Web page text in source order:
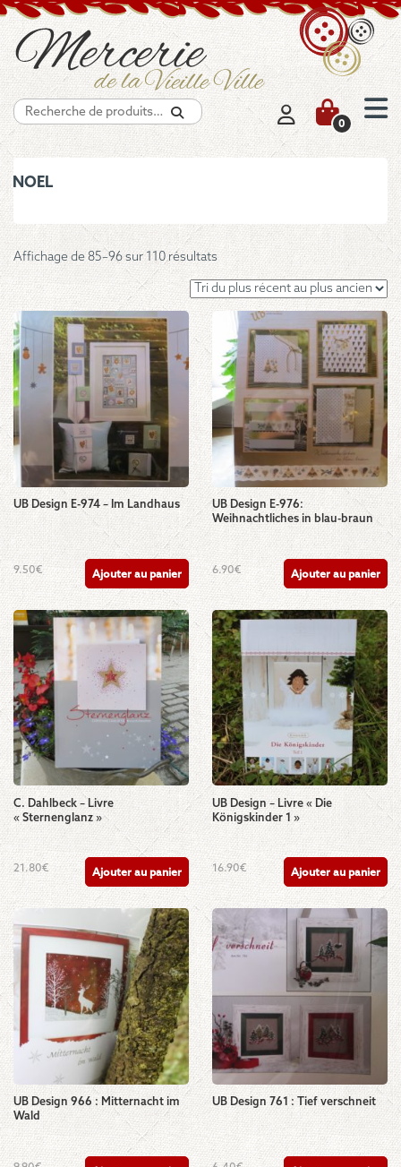
Recherche
0
NOEL
Affichage de 85–96 sur 110 résultats Trié
du
plus
récent
plus
ancien
UB Design E-974 – Im Landhaus
9.50€ Ajouter au panier
UB Design E-976:
Weihnachtliches in blau-braun
6.90€ Ajouter au panier
C. Dahlbeck – Livre
« Sternenglanz »
21.80€ Ajouter au panier
UB Design – Livre « Die
Königskinder 1 »
16.90€ Ajouter au panier
UB Design 966 : Mitternacht im
Wald
UB Design 761 : Tief verschneit